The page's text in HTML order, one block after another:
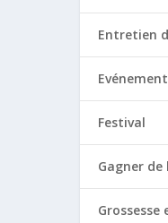
Entretien
Evénement
Festival
Gagner
Grossesse